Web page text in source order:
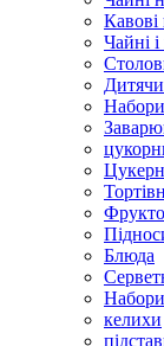
Кавові
Чайні
Блюда
Набори
келихи